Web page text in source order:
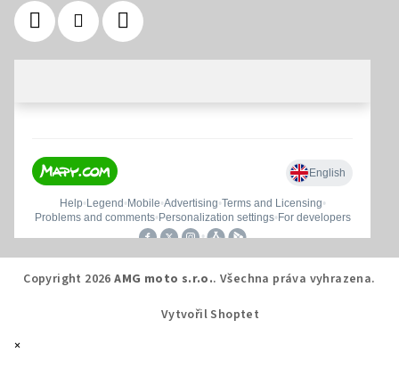
Copyright 2026AMG moto s.r.o.. Všechna práva vyhrazena.
Vytvořil Shoptet
×